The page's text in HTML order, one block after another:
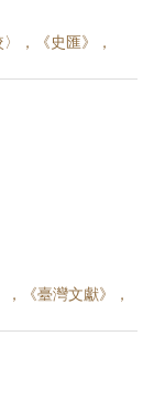
，《史匯》，
《臺灣文獻》，